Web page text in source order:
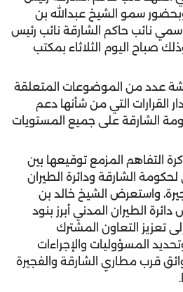
سمو الشيخ عبدالله بن
نائب حاكم الشارقة نائب رئيس
صباح اليوم الثلاثاء بمكتب
عدد من الموضوعات المتعلقة
القرارات التي من شأنها دعم
الشارقة على جميع المستويات
التفاهم المزمع توقيعها بين
لحكومة الشارقة ودائرة الطيران
واستعرض الشيخ خالد بن
الطيران المدني أبرز بنود
تعزيز التعاون المشترك
المسؤوليات والإجراءات
قرب مطاري الشارقة والفجيرة